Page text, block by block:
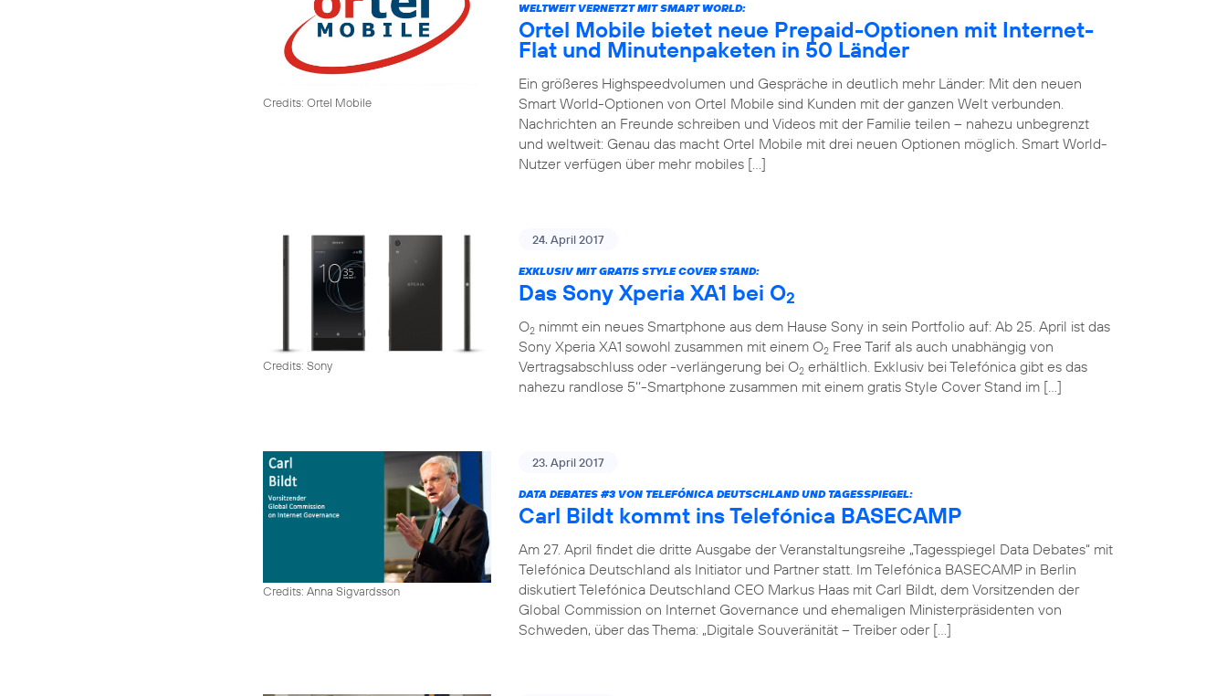
Credits: Ortel Mobile
WELTWEIT VERNETZT MIT SMART WORLD:
Ortel Mobile bietet neue Prepaid-Optionen mit Internet-
Flat und Minutenpaketen in 50 Länder
Ein größeres Highspeedvolumen und Gespräche in deutlich mehr Länder: Mit den neuen
Smart World-Optionen von Ortel Mobile sind Kunden mit der ganzen Welt verbunden.
Nachrichten an Freunde schreiben und Videos mit der Familie teilen – nahezu unbegrenzt
und weltweit: Genau das macht Ortel Mobile mit drei neuen Optionen möglich. Smart World-
Nutzer verfügen über mehr mobiles […]
Credits: Sony
24. April 2017
EXKLUSIV MIT GRATIS STYLE COVER STAND:
Das Sony Xperia XA1 bei O2
O2 nimmt ein neues Smartphone aus dem Hause Sony in sein Portfolio auf: Ab 25. April ist das
Sony Xperia XA1 sowohl zusammen mit einem O2 Free Tarif als auch unabhängig von
Vertragsabschluss oder -verlängerung bei O2 erhältlich. Exklusiv bei Telefónica gibt es das
nahezu randlose 5‘‘-Smartphone zusammen mit einem gratis Style Cover Stand im […]
Credits: Anna Sigvardsson
23. April 2017
DATA DEBATES #3VON TELEFÓNICA DEUTSCHLAND UND TAGESSPIEGEL:
Carl Bildt kommt ins Telefónica BASECAMP
Am 27. April findet die dritte Ausgabe der Veranstaltungsreihe „Tagesspiegel Data Debates“ mit
Telefónica Deutschland als Initiator und Partner statt. Im Telefónica BASECAMP in Berlin
diskutiert Telefónica Deutschland CEO Markus Haas mit Carl Bildt, dem Vorsitzenden der
Global Commission on Internet Governance und ehemaligen Ministerpräsidenten von
Schweden, über das Thema: „Digitale Souveränität – Treiber oder […]